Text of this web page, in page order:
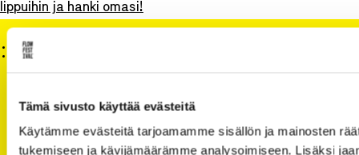
Tämä sivusto käyttää evästeitä
Käytämme evästeitä tarjoamamme sisällön ja mainosten
tukemiseen ja kävijämäärämme analysoimiseen. Lisäksi
lippuihin ja hanki omasi!
Yhteystiedot
Media
Kaikukatu 2 C
00530 Helsinki Finland